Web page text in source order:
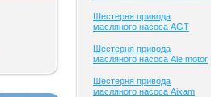
Шестерня привода
масляного насоса AGT
Шестерня привода
масляного насоса Aie motor
Шестерня привода
масляного насоса Aixam